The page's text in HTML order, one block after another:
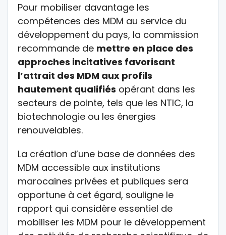
Pour mobiliser davantage les
compétences des MDM au service du
développement du pays, la commission
recommande de mettre en place des
approches incitatives favorisant
l’attrait des MDM aux profils
hautement qualifiés opérant dans les
secteurs de pointe, tels que les NTIC, la
biotechnologie ou les énergies
renouvelables.
La création d’une base de données des
MDM accessible aux institutions
marocaines privées et publiques sera
opportune à cet égard, souligne le
rapport qui considère essentiel de
mobiliser les MDM pour le développement